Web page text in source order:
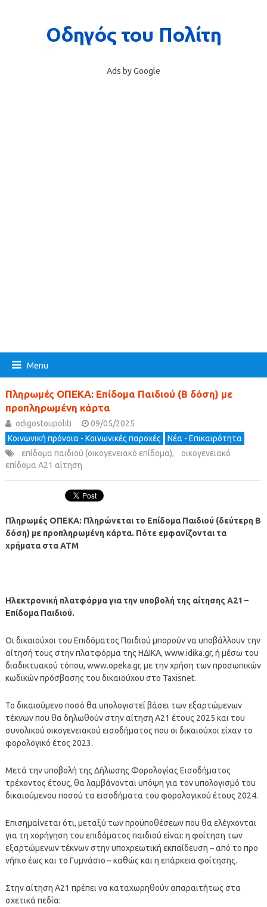
Ads by Google
Menu
Πληρωμές ΟΠΕΚΑ: Επίδομα Παιδιού (Β δόση) με
προπληρωμένη κάρτα
odigostoupoliti
09/05/2025
Κοινωνική πρόνοια - Κοινωνικές παροχές
Νέα - Επικαιρότητα
επίδομα παιδιού (οικογενειακό επίδομα),
οικογενειακό
επίδομα Α21 αίτηση
Πληρωμές ΟΠΕΚΑ: Πληρώνεται το Επίδομα Παιδιού (δεύτερη Β
δόση) με προπληρωμένη κάρτα. Πότε εμφανίζονται τα
χρήματα στα ΑΤΜ
Ηλεκτρονική πλατφόρμα για την υποβολή της αίτησης Α21 –
Επίδομα Παιδιού.
Οι δικαιούχοι του Επιδόματος Παιδιού μπορούν να υποβάλλουν την
αίτησή τους στην πλατφόρμα της ΗΔΙΚΑ, www.idika.gr, ή μέσω του
διαδικτυακού τόπου, www.opeka.gr, με την χρήση των προσωπικών
κωδικών πρόσβασης του δικαιούχου στο Taxisnet.
Το δικαιούμενο ποσό θα υπολογιστεί βάσει των εξαρτώμενων
τέκνων που θα δηλωθούν στην αίτηση Α21 έτους 2025 και του
συνολικού οικογενειακού εισοδήματος που οι δικαιούχοι είχαν το
φορολογικό έτος 2023.
Μετά την υποβολή της Δήλωσης Φορολογίας Εισοδήματος
τρέχοντος έτους, θα λαμβάνονται υπόψη για τον υπολογισμό του
δικαιούμενου ποσού τα εισοδήματα του φορολογικού έτους 2024.
Επισημαίνεται ότι, μεταξύ των προϋποθέσεων που θα ελέγχονται
για τη χορήγηση του επιδόματος παιδιού είναι: η φοίτηση των
εξαρτώμενων τέκνων στην υποχρεωτική εκπαίδευση – από το προ
νήπιο έως και το Γυμνάσιο – καθώς και η επάρκεια φοίτησης.
Στην αίτηση Α21 πρέπει να καταχωρηθούν απαραιτήτως στα
σχετικά πεδία: